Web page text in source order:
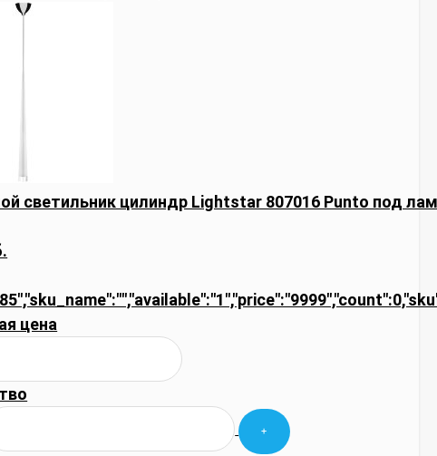
светильник цилиндр Lightstar 807016 Punto под
цена